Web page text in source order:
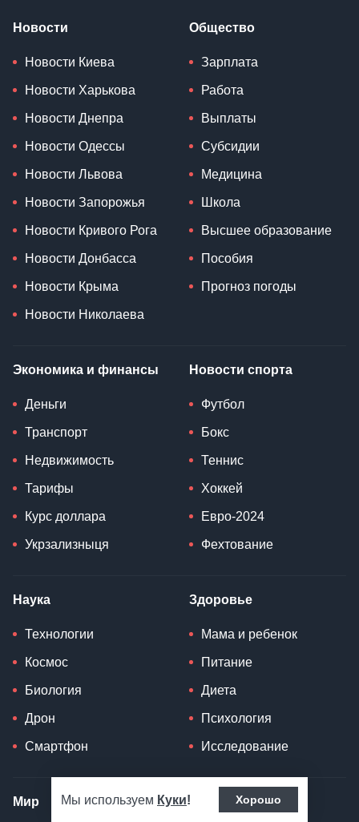
Мы используем Куки! Хорошо
Новости
Новости Киева
Новости Харькова
Новости Днепра
Новости Одессы
Новости Львова
Новости Запорожья
Новости Кривого Рога
Новости Донбасса
Новости Крыма
Новости Николаева
Общество
Зарплата
Работа
Выплаты
Субсидии
Медицина
Школа
Высшее образование
Пособия
Прогноз погоды
Экономика и финансы
Деньги
Транспорт
Недвижимость
Тарифы
Курс доллара
Укрзализныця
Новости спорта
Футбол
Бокс
Теннис
Хоккей
Евро-2024
Фехтование
Наука
Технологии
Космос
Биология
Дрон
Смартфон
Здоровье
Мама и ребенок
Питание
Диета
Психология
Исследование
Мир Lifestyle